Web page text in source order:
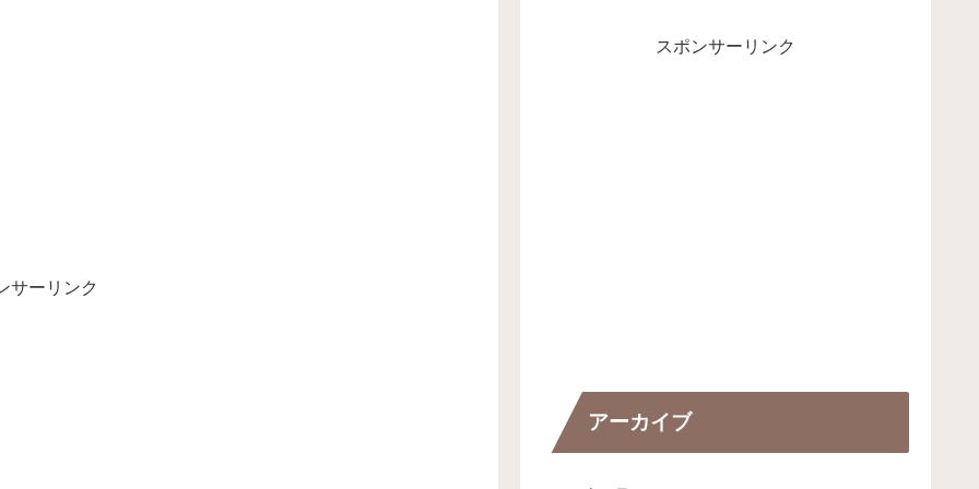
サーリンク
スポンサーリンク
アーカイブ